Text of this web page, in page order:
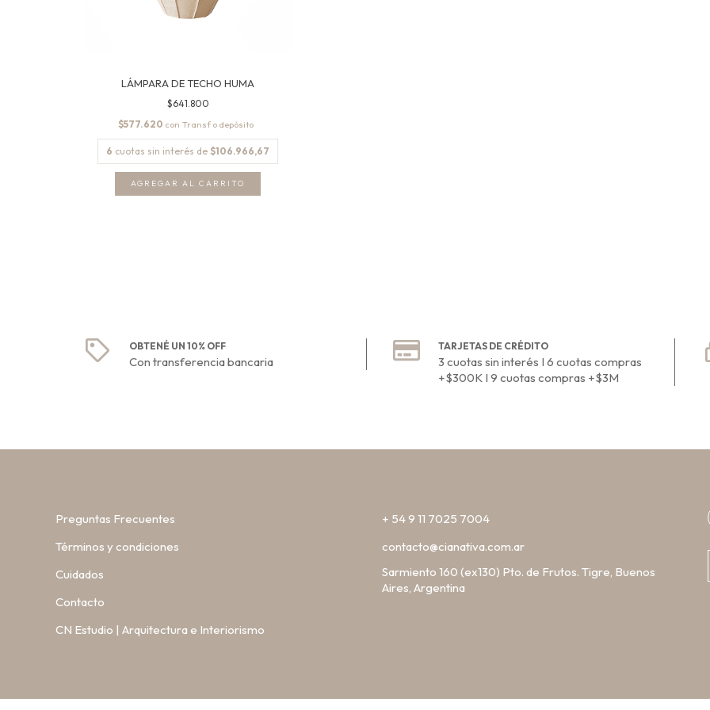
LÁMPARA DE TECHO HUMA
$641.800
$577.620 con
6 cuotas sin interés de $106.966,67
OBTENÉ UN 10% OFF
Con transferencia bancaria
TARJETAS DE CRÉDITO
3 cuotas sin interés I 6 cuotas compras
+$300K I 9 cuotas compras +$3M
Preguntas Frecuentes
Términos y condiciones
Cuidados
Contacto
CN Estudio | Arquitectura e Interiorismo
+ 54 9 11 7025 7004
contacto@cianativa.com.ar
Sarmiento 160 (ex130) Pto. de Frutos. Tigre, Buenos
Aires, Argentina